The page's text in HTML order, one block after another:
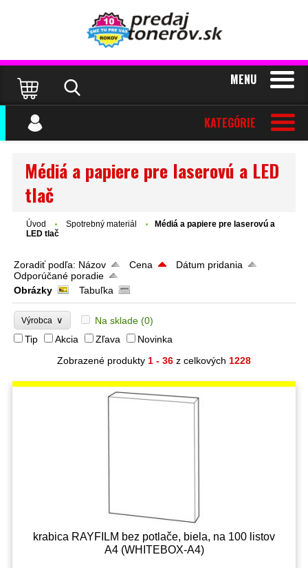
MENU
KATEGÓRIE
Médiá a papiere pre laserovú a LED
tlač
Úvod Spotrebný materiál
Médiá a papiere pre laserovú a
LED tlač
Zoradiť podľa: Názov Cena
Dátum pridania
Odporúčané poradie
Obrázky
Tabuľka
Výrobca ∨ Na sklade (0)
Tip
Akcia Zľava
Novinka
Zobrazené produkty 1 - 36 z celkových 1228
krabica RAYFILM bez potlače, biela, na 100 listov
A4 (WHITEBOX-A4)